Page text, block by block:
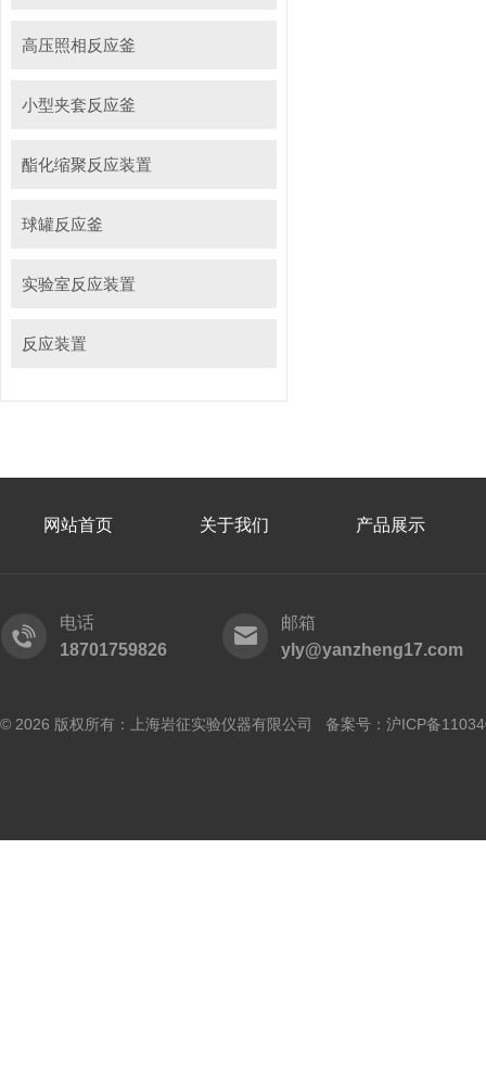
高压照相反应釜
小型夹套反应釜
酯化缩聚反应装置
球罐反应釜
实验室反应装置
反应装置
网站首页 关于我们 产品展示
电话
18701759826
邮箱
yly@yanzheng17.com
© 2026 版权所有：上海岩征实验仪器有限公司 备案号： 沪ICP备